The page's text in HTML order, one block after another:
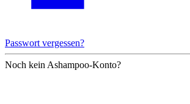
Passwort vergessen?
Noch kein Ashampoo-Konto?